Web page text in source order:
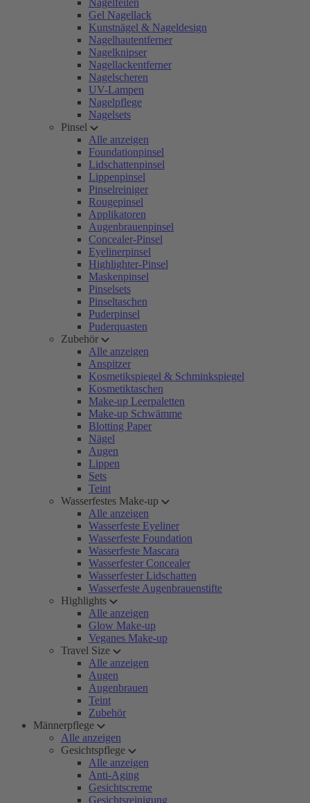
Nagelfeilen
Gel Nagellack
Kunstnägel & Nageldesign
Nagelhautentferner
Nagelknipser
Nagellackentferner
Nagelscheren
UV-Lampen
Nagelpflege
Nagelsets
Pinsel
Alle anzeigen
Foundationpinsel
Lidschattenpinsel
Lippenpinsel
Pinselreiniger
Rougepinsel
Applikatoren
Augenbrauenpinsel
Concealer-Pinsel
Eyelinerpinsel
Highlighter-Pinsel
Maskenpinsel
Pinselsets
Pinseltaschen
Puderpinsel
Puderquasten
Zubehör
Alle anzeigen
Anspitzer
Kosmetikspiegel & Schminkspiegel
Kosmetiktaschen
Make-up Leerpaletten
Make-up Schwämme
Blotting Paper
Nägel
Augen
Lippen
Sets
Teint
Wasserfestes Make-up
Alle anzeigen
Wasserfeste Eyeliner
Wasserfeste Foundation
Wasserfeste Mascara
Wasserfester Concealer
Wasserfester Lidschatten
Wasserfeste Augenbrauenstifte
Highlights
Alle anzeigen
Glow Make-up
Veganes Make-up
Travel Size
Alle anzeigen
Augen
Augenbrauen
Teint
Zubehör
Männerpflege
Alle anzeigen
Gesichtspflege
Alle anzeigen
Anti-Aging
Gesichtscreme
Gesichtsreinigung